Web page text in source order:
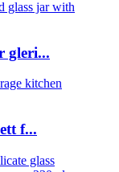
gleri...
f...